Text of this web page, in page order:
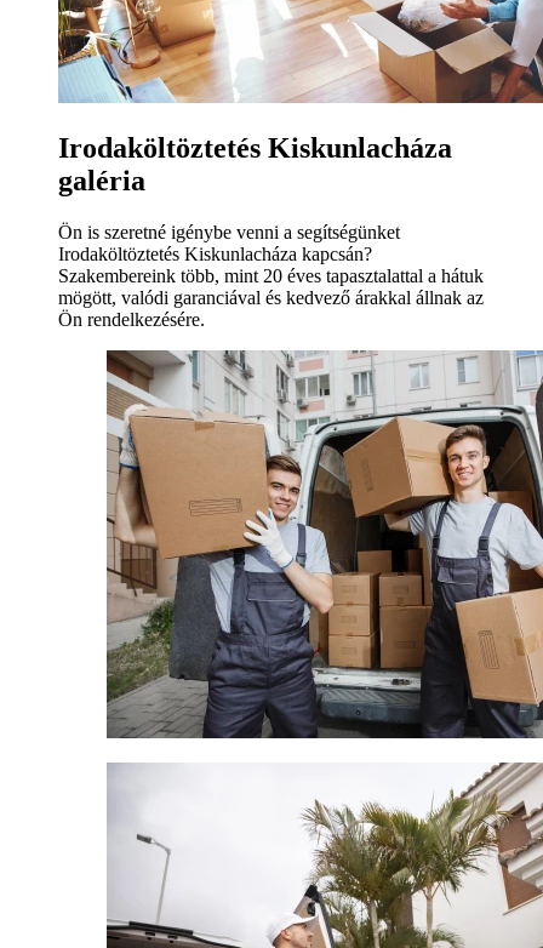
Irodaköltöztetés Kiskunlacháza
galéria
Ön is szeretné igénybe venni a segítségünket
Irodaköltöztetés Kiskunlacháza kapcsán?
Szakembereink több, mint 20 éves tapasztalattal a hátuk
mögött, valódi garanciával és kedvező árakkal állnak az
Ön rendelkezésére.